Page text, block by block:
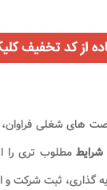
های شغلی فراوان،
شرایطمطلوب تری را
گذاری، ثبت شرکت و